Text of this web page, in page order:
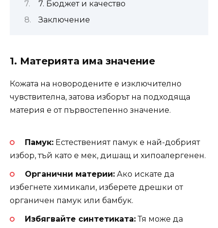
7. Бюджет и качество
Заключение
1. Материята има значение
Кожата на новородените е изключително
чувствителна, затова изборът на подходяща
материя е от първостепенно значение.
Памук:Естественият памук е най-добрият
избор, тъй като е мек, дишащ и хипоалергенен.
Органични материи:Ако искате да
избегнете химикали, изберете дрешки от
органичен памук или бамбук.
Избягвайте синтетиката:Тя може да